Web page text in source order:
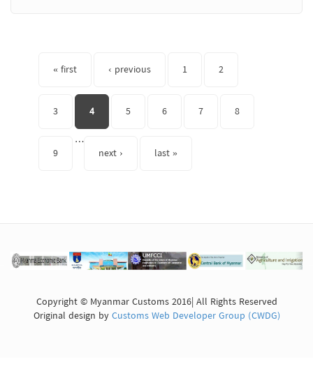
« first ‹ previous 1 2
3 4 5 6 7 8
9
…
next ›
last »
Copyright © Myanmar Customs 2016| All Rights Reserved
Original design byCustoms Web Developer Group (CWDG)